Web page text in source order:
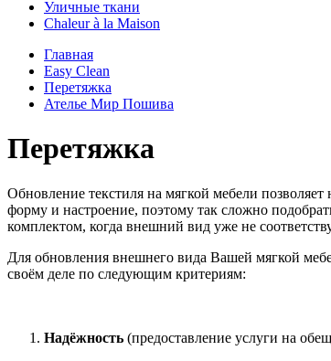
Уличные ткани
Сhaleur à la Maison
Главная
Easy Clean
Перетяжка
Ателье Мир Пошива
Перетяжка
Обновление текстиля на мягкой мебели
форму и настроение, поэтому так сложно
комплектом, когда внешний вид уже не
Для обновления внешнего вида Вашей мягкой
своём деле по следующим критериям:
Надёжность (предоставление услуги на